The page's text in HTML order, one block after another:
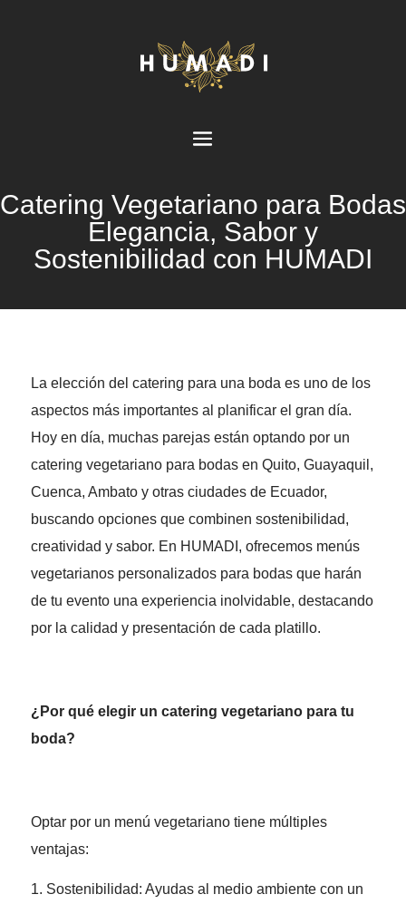
Catering Vegetariano para Bodas
Elegancia, Sabor y
Sostenibilidad con HUMADI
La elección del catering para una boda es uno de los
aspectos más importantes al planificar el gran día.
Hoy en día, muchas parejas están optando por un
catering vegetariano para bodas en Quito, Guayaquil,
Cuenca, Ambato y otras ciudades de Ecuador,
buscando opciones que combinen sostenibilidad,
creatividad y sabor. En HUMADI, ofrecemos menús
vegetarianos personalizados para bodas que harán
de tu evento una experiencia inolvidable, destacando
por la calidad y presentación de cada platillo.
¿Por qué elegir un catering vegetariano para tu
boda?
Optar por un menú vegetariano tiene múltiples
ventajas:
Sostenibilidad: Ayudas al medio ambiente con un